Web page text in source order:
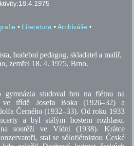
18.4.1975
• Literatura •Archiválie •
hudební pedagog, skladatel a malíř,
zemřel 18. 4. 1975, Brno.
gymnázia studoval hru na flétnu na
ve třídě Josefa Boka (1926–32) a
Černého (1932–33). Od roku 1933
a byl stálým hostem rozhlasu.
soutěži ve Vídni (1938). Krátce
stal se sóloflétnistou České